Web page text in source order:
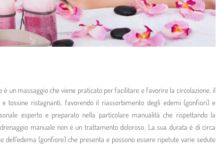
un massaggio che viene praticato per facilitare e favorire la circolazione, il
tossine ristagnanti, favorendo il riassorbimento degli edemi (gonfiori) e
esperto e preparato nella particolare manualità che rispettando la
manuale non è un trattamento doloroso. La sua durata è di circa
dell’edema (gonfiore) che presenta e possono essere ripetute varie sedute